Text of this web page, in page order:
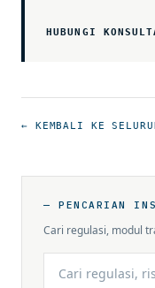
— PENCARIAN
Cari regulasi, modul
HUBUNGI
← KEMBALI KE